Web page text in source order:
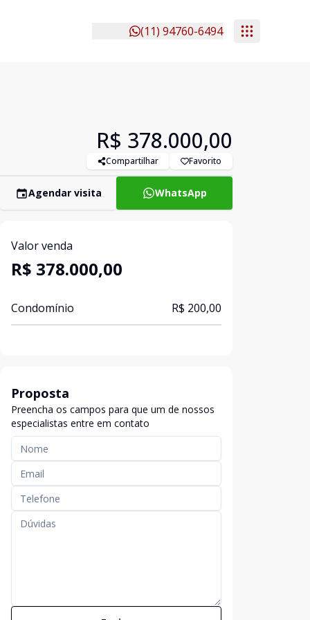
(11) 94760-6494
R$ 378.000,00
Compartilhar Favorito
Agendar visita WhatsApp
Valor venda
R$ 378.000,00
Condomínio R$ 200,00
Proposta
Preencha os campos para que um de nossos
especialistas entre em contato